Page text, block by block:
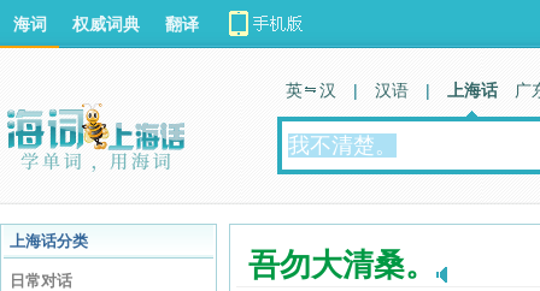
海词 权威词典 翻译
英 汉 | 汉语 | 上海话 广
上海话分类
日常对话
吾勿大清桑。